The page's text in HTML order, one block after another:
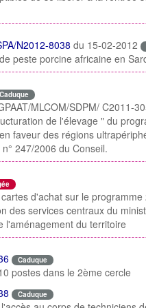
N2012-8038 du 15-02-2012
peste porcine africaine en
Caduque
MLCOM/SDPM/ C2011-
de l'élevage " du
faveur des régions
247/2006 du Conseil.
d'achat sur le
des services centraux du
l'aménagement du territoire
Caduque
postes dans le 2ème cercle
Caduque